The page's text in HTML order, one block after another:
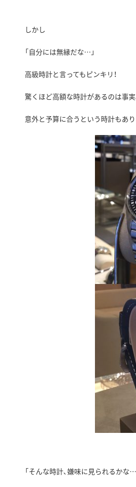
しかし
「自分には無縁だな…」
高級時計と言ってもピンキリ！
驚くほど高額な時計があるのは事
意外と予算に合うという時計もあり
「そんな時計、嫌味に見られるかな…